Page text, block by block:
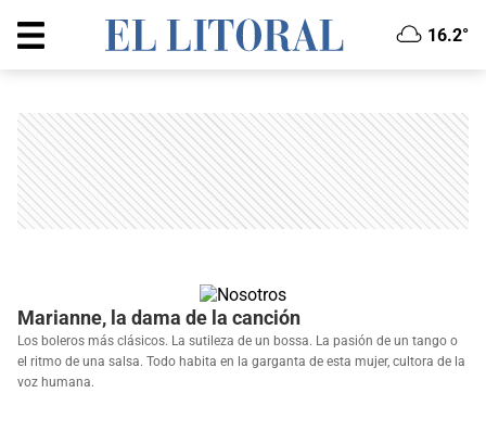
16.2°
Marianne, la dama de la canción
Los boleros más clásicos. La sutileza de un bossa. La pasión de un tango o
el ritmo de una salsa. Todo habita en la garganta de esta mujer, cultora de la
voz humana.